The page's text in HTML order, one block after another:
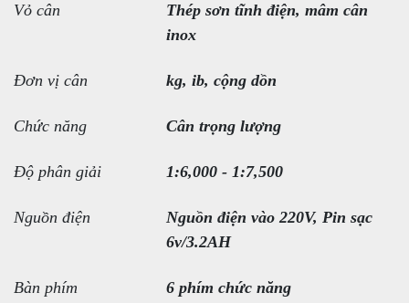
Vỏ cân
Thép sơn tĩnh điện, mâm cân
inox
Đơn vị cân kg, ib, cộng dồn
Chức năng Cân trọng lượng
Độ phân giải 1:6,000 - 1:7,500
Nguồn điện
Nguồn điện vào 220V, Pin sạc
6v/3.2AH
Bàn phím 6 phím chức năng